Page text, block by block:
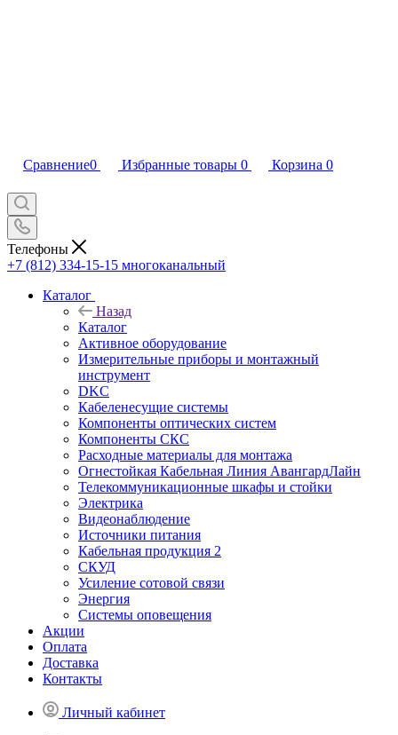
Сравнение0 Избранные товары 0 Корзина 0
Телефоны
+7 (812) 334-15-15 многоканальный
Каталог
Назад
Каталог
Активное оборудование
Измерительные приборы и монтажный
инструмент
DKC
Кабеленесущие системы
Компоненты оптических систем
Компоненты СКС
Расходные материалы для монтажа
Огнестойкая Кабельная Линия АвангардЛайн
Телекоммуникационные шкафы и стойки
Электрика
Видеонаблюдение
Источники питания
Кабельная продукция 2
СКУД
Усиление сотовой связи
Энергия
Системы оповещения
Акции
Оплата
Доставка
Контакты
Личный кабинет